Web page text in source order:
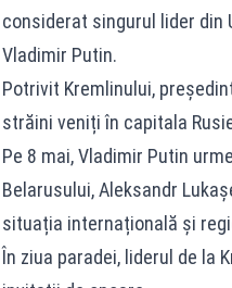
considerat singurul lider din
Vladimir Putin.
Potrivit Kremlinului,
străini veniți în capitala
Pe 8 mai, Vladimir Putin
Belarusului, Aleksandr
situația internațională și
În ziua paradei, liderul de la